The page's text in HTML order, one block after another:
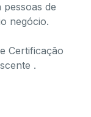
de
negócio.
Certificação
.